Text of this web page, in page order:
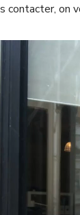
contacter, on